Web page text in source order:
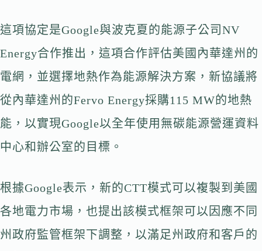
這項協定是Google與波克夏的能源子公司NV
Energy合作推出，這項合作評估美國內華達州的
電網，並選擇地熱作為能源解決方案，新協議將
從內華達州的Fervo Energy採購115 MW的地熱
能，以實現Google以全年使用無碳能源營運資料
中心和辦公室的目標。
根據Google表示，新的CTT模式可以複製到美國
各地電力市場，也提出該模式框架可以因應不同
州政府監管框架下調整，以滿足州政府和客戶的